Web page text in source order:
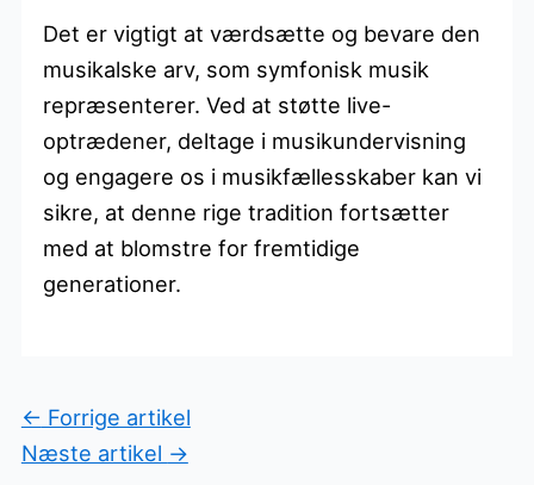
Det er vigtigt at værdsætte og bevare den
musikalske arv, som symfonisk musik
repræsenterer. Ved at støtte live-
optrædener, deltage i musikundervisning
og engagere os i musikfællesskaber kan vi
sikre, at denne rige tradition fortsætter
med at blomstre for fremtidige
generationer.
← Forrige artikel
Næste artikel →